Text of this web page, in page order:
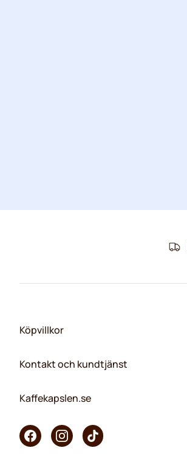
Köpvillkor
Kontakt och kundtjänst
Kaffekapslen.se